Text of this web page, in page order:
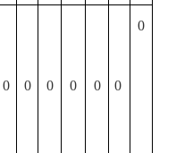
0 0 0 0 0 0
0